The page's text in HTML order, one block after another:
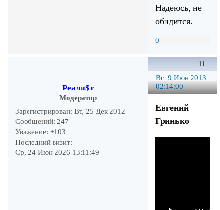
Надеюсь, не
обидится.
0
11
Вс, 9 Июн 2013
02:14:00
Реали$т
Модератор
Зарегистрирован: Вт, 25 Дек 2012
Сообщений: 247
Уважение: +103
Последний визит:
Ср, 24 Июн 2026 13:11:49
Евгений
Гринько